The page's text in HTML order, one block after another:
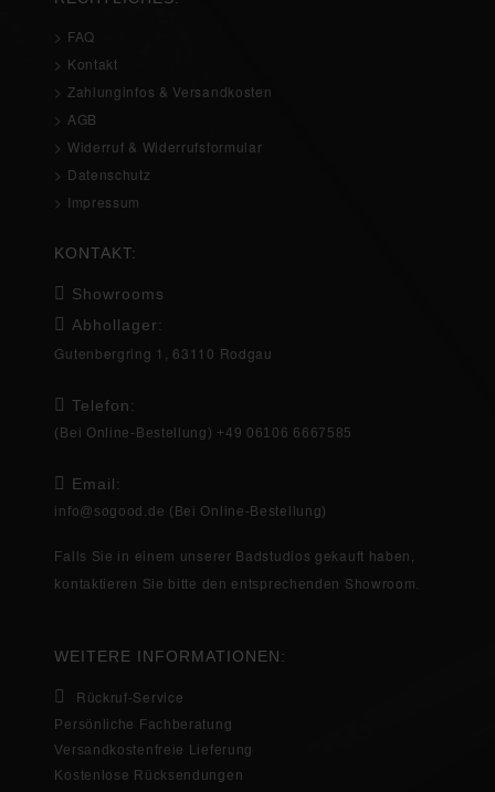
> FAQ
> Kontakt
> Zahlunginfos & Versandkosten
> AGB
> Widerruf & Widerrufsformular
> Datenschutz
> Impressum
KONTAKT:
Showrooms
Abhollager:
Gutenbergring 1, 63110 Rodgau
Telefon:
(Bei Online-Bestellung) +49 06106 6667585
Email:
info@sogood.de (Bei Online-Bestellung)
Falls Sie in einem unserer Badstudios gekauft haben,
kontaktieren Sie bitte den entsprechenden Showroom.
WEITERE INFORMATIONEN:
Rückruf-Service
Persönliche Fachberatung
Versandkostenfreie Lieferung
Kostenlose Rücksendungen